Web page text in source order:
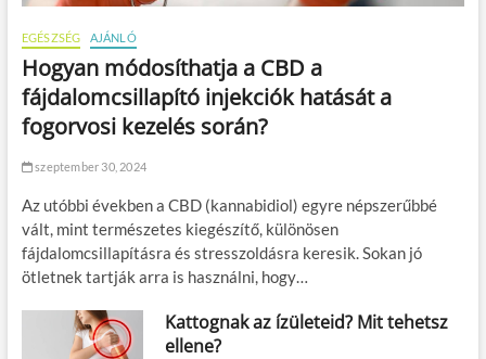
EGÉSZSÉG AJÁNLÓ
Hogyan módosíthatja a CBD a
fájdalomcsillapító injekciók hatását a
fogorvosi kezelés során?
szeptember 30, 2024
Az utóbbi években a CBD (kannabidiol) egyre népszerűbbé
vált, mint természetes kiegészítő, különösen
fájdalomcsillapításra és stresszoldásra keresik. Sokan jó
ötletnek tartják arra is használni, hogy…
Kattognak az ízületeid? Mit tehetsz
ellene?